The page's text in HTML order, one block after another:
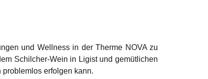
und Wellness in der Therme NOVA zu
Schilcher-Wein in Ligist und gemütlichen
erfolgen kann.